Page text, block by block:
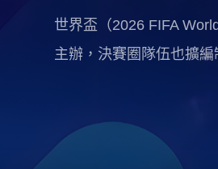
世界盃（2026 FIFA
主辦，決賽圈隊伍也擴